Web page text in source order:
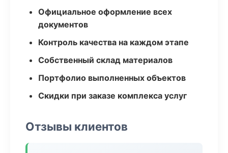
Официальное оформление всех
документов
Контроль качества на каждом этапе
Собственный склад материалов
Портфолио выполненных объектов
Скидки при заказе комплекса услуг
Отзывы клиентов